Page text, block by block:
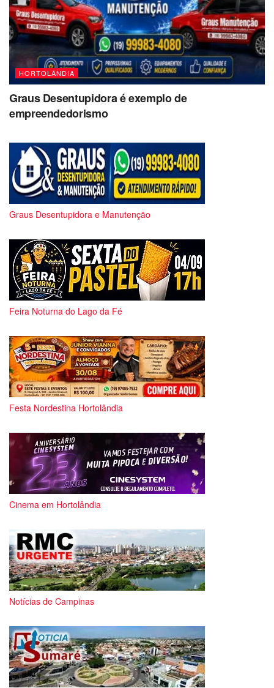
HORTOLÂNDIA
Graus Desentupidora é exemplo de
empreendedorismo
Graus Desentupidora e Manutenção
Feira Noturna do Lago da Fé
Festa Nordestina Hortolândia
Cinema em Hortolândia
Notícias de Campinas